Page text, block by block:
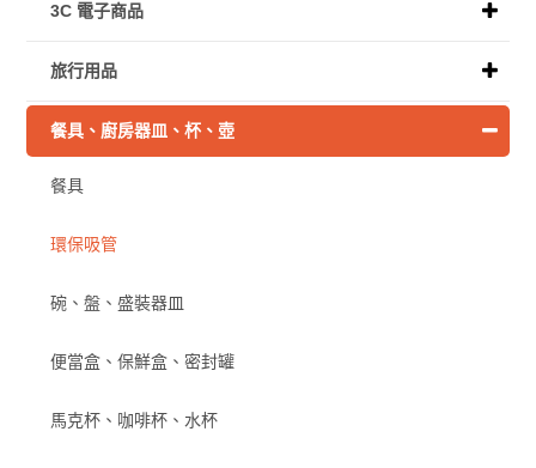
3C 電子商品
旅行用品
餐具、廚房器皿、杯、壺
餐具
環保吸管
碗、盤、盛裝器皿
便當盒、保鮮盒、密封罐
馬克杯、咖啡杯、水杯